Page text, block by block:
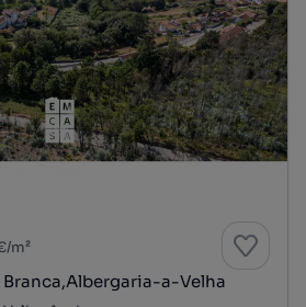
m²
em Branca,Albergaria-a-Velha